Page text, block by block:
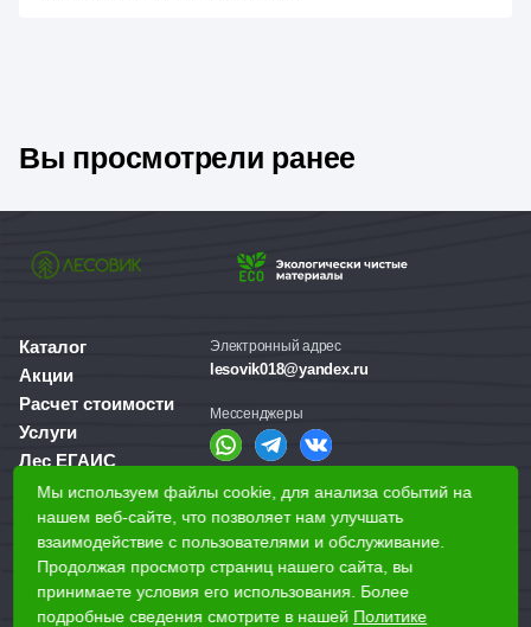
Вы просмотрели ранее
Каталог
Акции
Расчет стоимости
Услуги
Лес ЕГАИС
О компании
Доставка и оплата
Для бизнеса
Наши магазины
Электронный адрес
lesovik018@yandex.ru
Мессенджеры
Справочная служба
+7 (3412) 77-60-50
Мы используем файлы cookie, для анализа событий на
нашем веб-сайте, что позволяет нам улучшать
взаимодействие с пользователями и обслуживание.
Продолжая просмотр страниц нашего сайта, вы
принимаете условия его использования. Более
подробные сведения смотрите в нашей Политике